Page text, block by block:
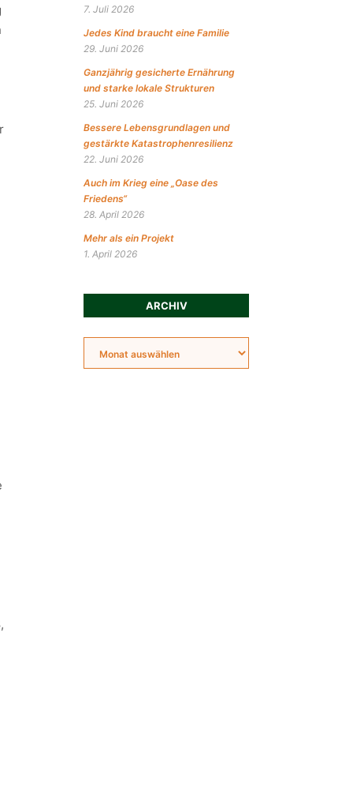
7. Juli 2026
Jedes Kind braucht eine Familie
29. Juni 2026
Ganzjährig gesicherte Ernährung
und starke lokale Strukturen
25. Juni 2026
Bessere Lebensgrundlagen und
gestärkte Katastrophenresilienz
22. Juni 2026
Auch im Krieg eine „Oase des
Friedens“
28. April 2026
Mehr als ein Projekt
1. April 2026
ARCHIV